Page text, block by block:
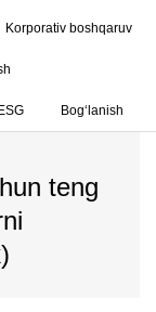
Korporativ boshqaruv
ESG Bog‘lanish
teng